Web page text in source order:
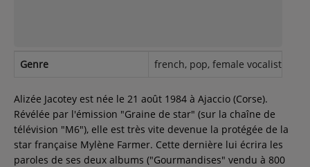
Recherche d'un titre
Genre french, pop, female vocalists,
Alizée Jacotey est née le 21 août 1984 à Ajaccio (Corse).
Révélée par l'émission "Graine de star" (sur la chaîne de
télévision "M6"), elle est très vite devenue la protégée de la
star française Mylène Farmer. Cette dernière lui écrira les
paroles de ses deux albums ("Gourmandises" vendu à 800